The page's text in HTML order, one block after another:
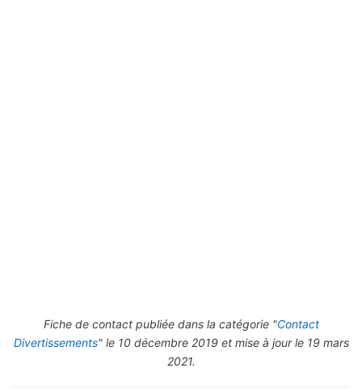
Fiche de contact publiée dans la catégorie "Contact
Divertissements" le 10 décembre 2019 et mise à jour le 19 mars
2021.